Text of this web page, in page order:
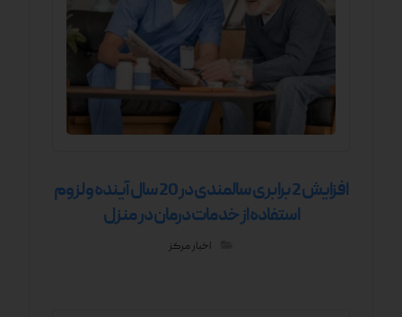
افزایش 2 برابری سالمندی در 20 سال آینده و لزوم
استفاده از خدمات درمان در منزل
اخبار مرکز